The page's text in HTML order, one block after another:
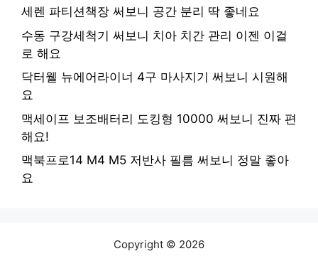
세렌 파티션책장 써보니 공간 분리 딱 좋네요
수동 구강세척기 써보니 치아 치간 관리 이젠 이걸
로 해요
닥터웰 뉴에어라이너 4구 마사지기 써보니 시원해
요
맥세이프 보조배터리 도킹형 10000 써보니 진짜 편
해요!
맥북프로14 M4 M5 저반사 필름 써보니 정말 좋아
요
Copyright © 2026